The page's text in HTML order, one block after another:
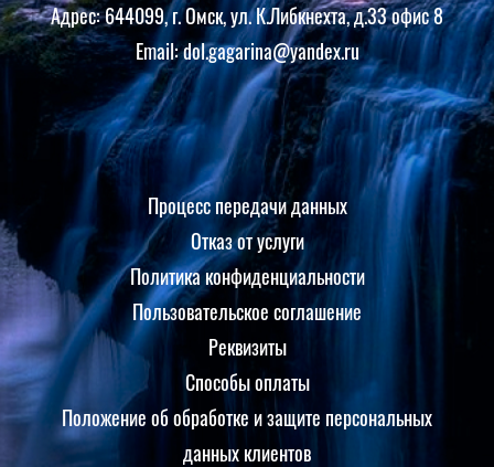
Адрес: 644099, г. Омск, ул. К.Либкнехта, д.33 офис 8
Email: dol.gagarina@yandex.ru
Процесс передачи данных
Отказ от услуги
Политика конфиденциальности
Пользовательское соглашение
Реквизиты
Способы оплаты
Положение об обработке и защите персональных
данных клиентов